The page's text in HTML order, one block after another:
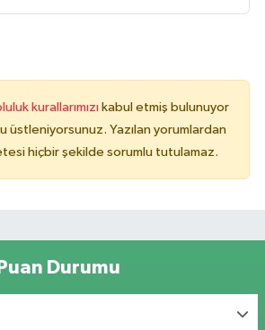
kurallarımızı kabul etmiş bulunuyor
üstleniyorsunuz. Yazılan yorumlardan
hiçbir şekilde sorumlu tutulamaz.
Durumu